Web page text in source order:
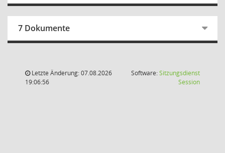
7 Dokumente
Letzte Änderung: 07.08.2026
19:06:56
Software:Sitzungsdienst
Session(Wird in